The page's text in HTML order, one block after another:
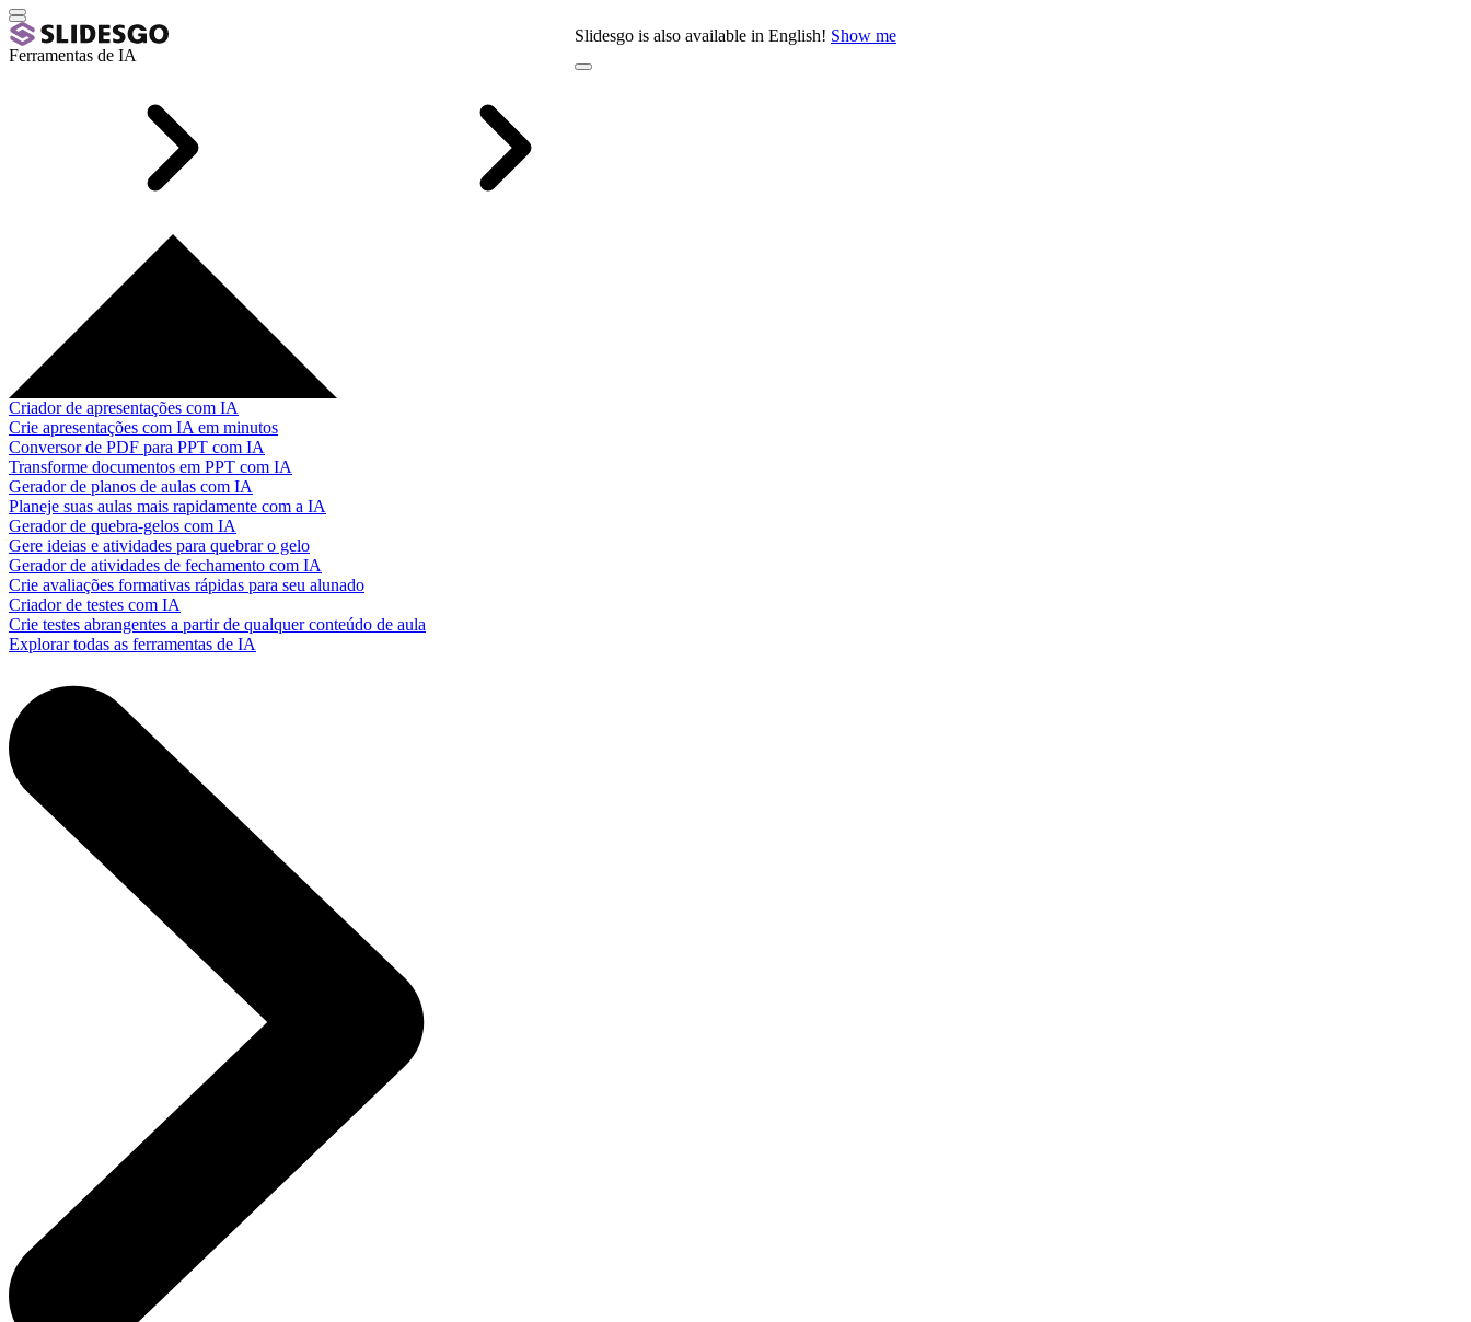
Slidesgo is also available in English! Show me
Ferramentas de IA
Criador de apresentações com IA
Crie apresentações com IA em minutos
Conversor de PDF para PPT com IA
Transforme documentos em PPT com IA
Gerador de planos de aulas com IA
Planeje suas aulas mais rapidamente com a IA
Gerador de quebra-gelos com IA
Gere ideias e atividades para quebrar o gelo
Gerador de atividades de fechamento com IA
Crie avaliações formativas rápidas para seu alunado
Criador de testes com IA
Crie testes abrangentes a partir de qualquer conteúdo de aula
Explorar todas as ferramentas de IA